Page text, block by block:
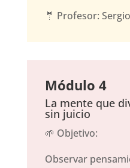
🤵 Profesor:
Módulo 4
La mente que
sin juicio
🌱 Objetivo:
Observar